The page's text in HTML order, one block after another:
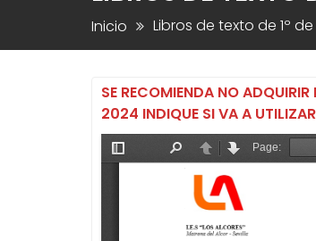
Inicio Libros de texto de 1º
SE RECOMIENDA NO
2024 INDIQUE SI VA A